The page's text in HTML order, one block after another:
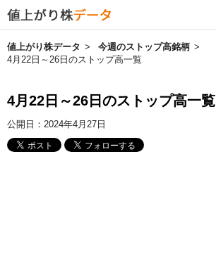
値上がり株データ
今週のストップ高銘柄
4月22日～26日のストップ高一覧
4月22日～26日のストップ高一覧
公開日： 2024年4月27日